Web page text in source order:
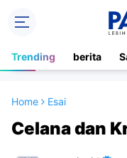
Trending berita
Home Esai
Celana dan